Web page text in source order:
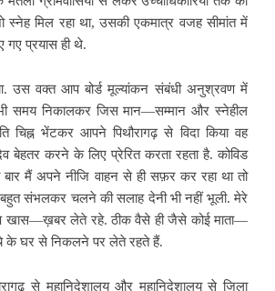
स्नेह मिल रहा था, उसकी एकमात्र वजह सीमांत में
गए प्रयास ही थे.
उस वक्त आप बोर्ड मूल्यांकन संबंधी अनुश्रवण में
समय निकालकर जिस मान—सम्मान और स्नेहील
चिह्न भेंटकर आपने पिथौरागढ़ से विदा किया वह
बेहतर करने के लिए प्रेरित करता रहता है. कोविड
मैं अपने नीजि वाहन से ही सफ़र कर रहा था तो
बहुत संभलकर चलने की सलाह देनी भी नहीं भूली. मेरे
खास—ख़बर लेते रहे. ठीक वैसे ही जैसे कोई माता—
के घर से निकलने पर लेते रहते हैं.
से महानिदेशालय और महानिदेशालय से जिला